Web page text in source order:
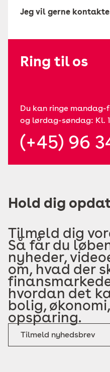
Jeg vil gerne
Ring til os
Du kan ringe
og lørdag-søndag: Kl.
(+45) 96
Hold dig
Tilmeld dig
Så får du
nyheder,
om, hvad der
hvordan det
bolig,
opsparing.
Tilmeld nyhedsbrev